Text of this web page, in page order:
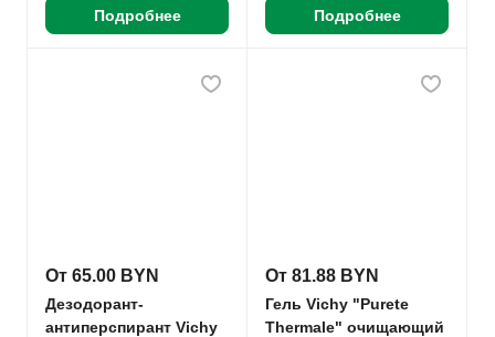
Подробнее Подробнее
От 65.00 BYN
Дезодорант-
антиперспирант Vichy
От 81.88 BYN
Гель Vichy "Purete
Thermale" очищающий